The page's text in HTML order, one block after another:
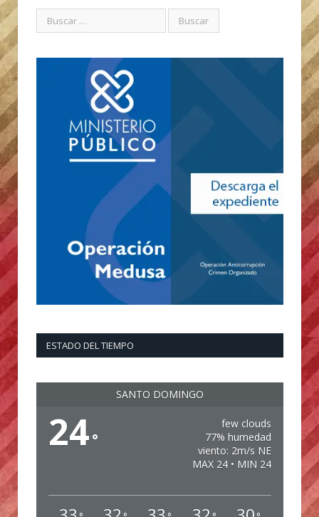
ESTADO DEL TIEMPO
SANTO DOMINGO
24°
few clouds
77% humedad
viento: 2m/s NE
MAX 24 • MIN 24